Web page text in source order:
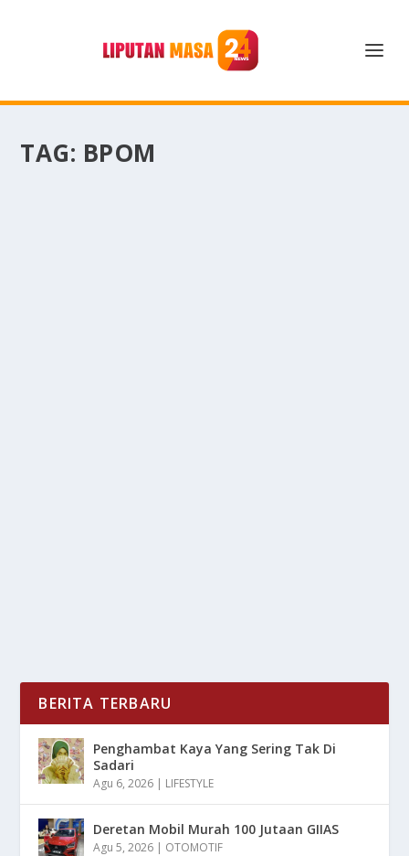
TAG: BPOM
BERITA TERBARU
Penghambat Kaya Yang Sering Tak Di
Sadari
Agu 6, 2026 | LIFESTYLE
Deretan Mobil Murah 100 Jutaan GIIAS
Agu 5, 2026 | OTOMOTIF